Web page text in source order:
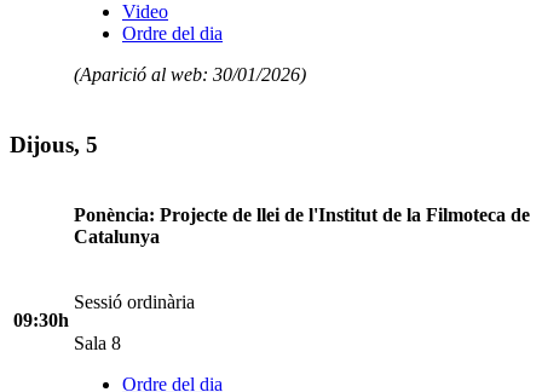
Video
Ordre del dia
(Aparició al web: 30/01/2026)
Dijous, 5
09:30h
Ponència: Projecte de llei de l'Institut de la Filmoteca de
Catalunya
Sessió ordinària
Sala 8
Ordre del dia